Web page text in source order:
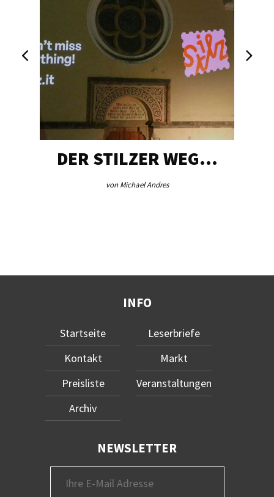
DER STILZER WEG…
von Michael Andres
INFO
Startseite
Kontakt
Preisliste
Archiv
Leserbriefe
Markt
Veranstaltungen
NEWSLETTER